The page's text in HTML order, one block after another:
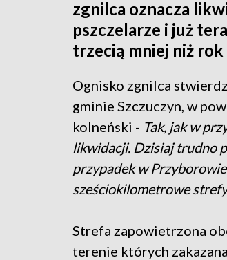
zgnilca oznacza
pszczelarze i już
trzecią mniej niż rok
Ognisko zgnilca
gminie Szczuczyn, w
kolneński - Tak, jak w
likwidacji. Dzisiaj trudno
przypadek w
sześciokilometrowe
Strefa zapowietrzona
terenie których